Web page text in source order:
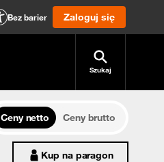
Bez barier Zaloguj się
Szukaj
Ceny netto
Ceny brutto
Kup na paragon